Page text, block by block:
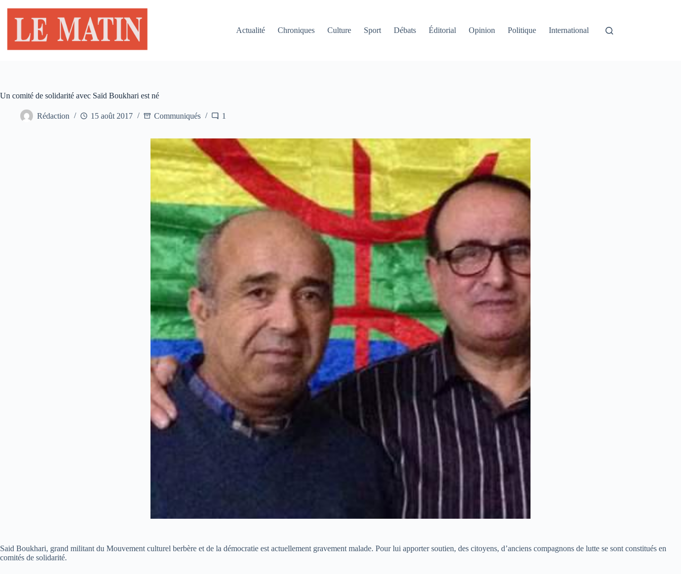
contenu
Actualité
Chroniques Culture Sport Débats Éditorial Opinion Politique International
Un comité de solidarité avec Saïd Boukhari est né
Rédaction 15 août 2017 Communiqués 1
Said Boukhari, grand militant du Mouvement culturel berbère et de la démocratie est actuellement gravement malade. Pour lui apporter soutien, des citoyens, d’anciens compagnons de lutte se sont constitués en
comités de solidarité.